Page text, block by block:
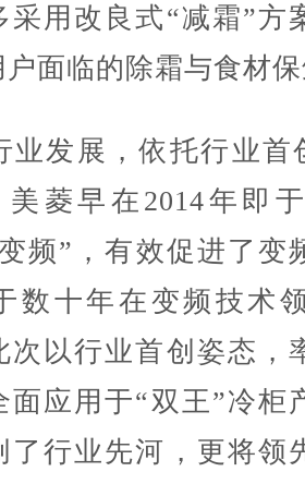
采用改良式“减霜”方
面临的除霜与食材
发展，依托行业首
菱早在2014年即
频”，有效促进了变
数十年在变频技术
次以行业首创姿态，
面应用于“双王”冷柜
了行业先河，更将领